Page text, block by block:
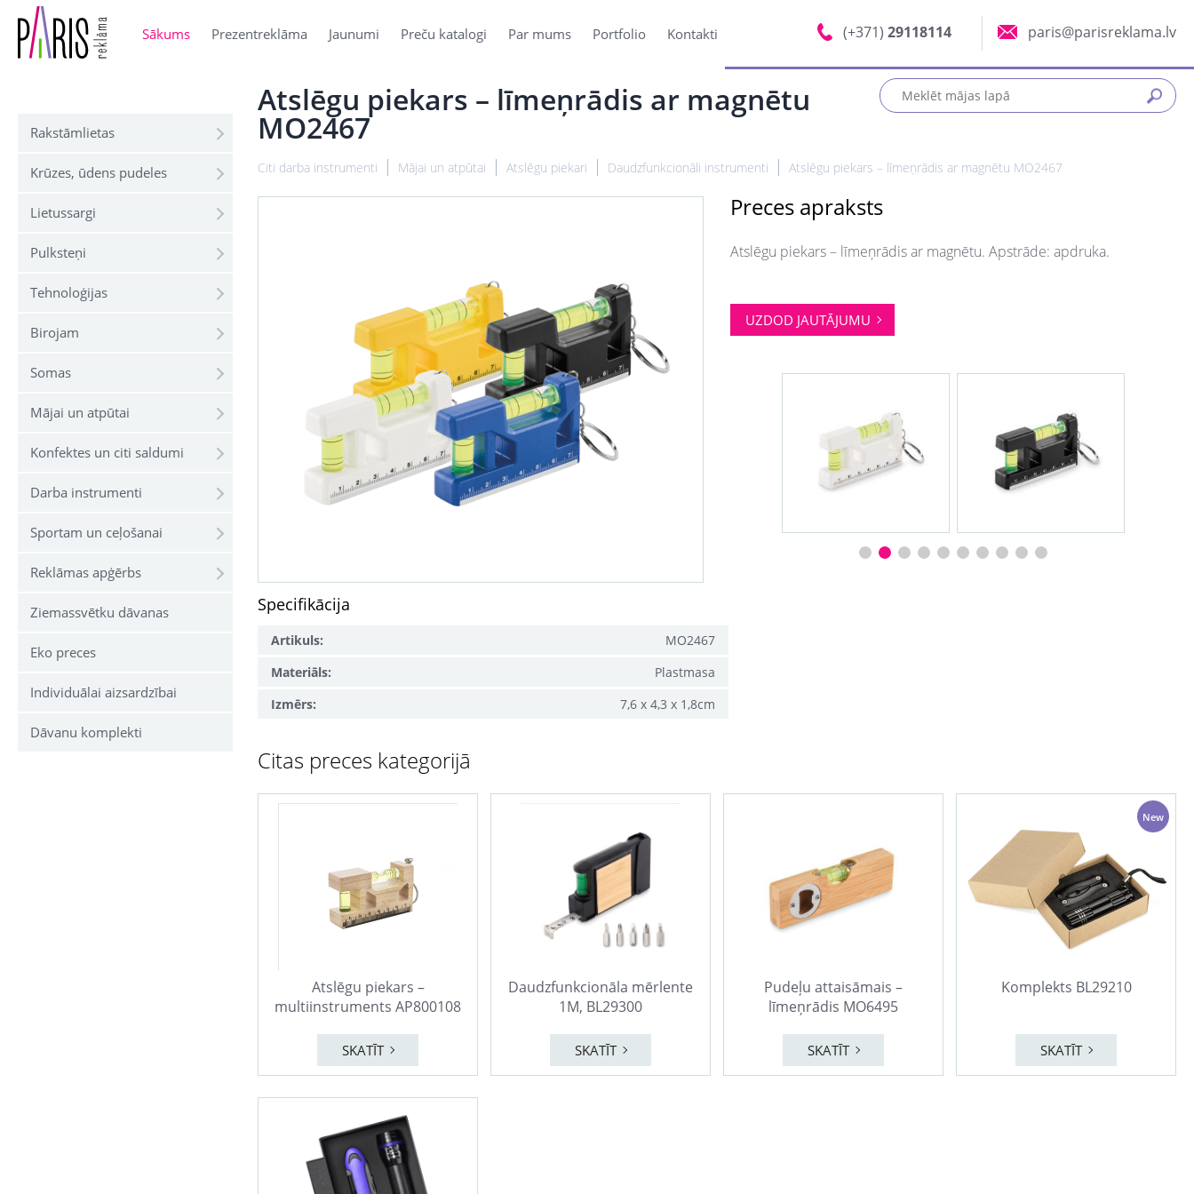
Sākums Prezentreklāma Jaunumi Preču katalogi Par mums Portfolio Kontakti (+371) 29118114 paris@parisreklama.lv
Rakstāmlietas
Krūzes, ūdens pudeles
Lietussargi
Pulksteņi
Tehnoloģijas
Birojam
Somas
Mājai un atpūtai
Konfektes un citi saldumi
Darba instrumenti
Sportam un ceļošanai
Reklāmas apģērbs
Ziemassvētku dāvanas
Eko preces
Individuālai aizsardzībai
Dāvanu komplekti
Atslēgu piekars – līmeņrādis ar magnētu
MO2467
Citi darba instrumenti Mājai un atpūtai Atslēgu piekari Daudzfunkcionāli instrumenti Atslēgu piekars – līmeņrādis ar magnētu MO2467
Preces apraksts
Atslēgu piekars – līmeņrādis ar magnētu. Apstrāde: apdruka.
UZDOD JAUTĀJUMU
Specifikācija
Artikuls:
MO2467
Materiāls:
Plastmasa
Izmērs:
7,6 x 4,3 x 1,8cm
Citas preces kategorijā
Atslēgu piekars –
multiinstruments AP800108
SKATĪT
Daudzfunkcionāla mērlente
1M, BL29300
SKATĪT
Pudeļu attaisāmais –
līmeņrādis MO6495
SKATĪT
New
Komplekts BL29210
SKATĪT